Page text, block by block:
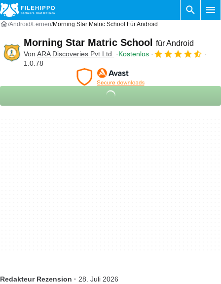
Android Lernen Morning Star Matric School Für Android
Morning Star Matric School für Android
Von ARA Discoveries Pvt.Ltd.
Kostenlos
1.0.78
Redakteur Rezension · 28. Juli 2026